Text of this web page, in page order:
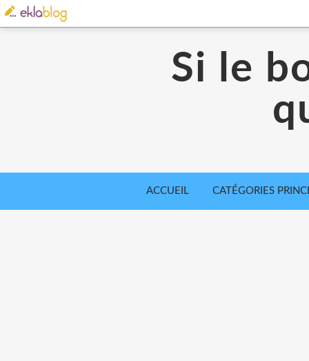
Si le
ACCUEIL CATÉGORIES